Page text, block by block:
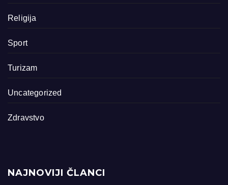
Religija
Sport
Turizam
Uncategorized
Zdravstvo
NAJNOVIJI ČLANCI